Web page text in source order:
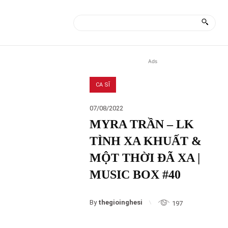
Ads
CA SĨ
07/08/2022
MYRA TRẦN – LK
TÌNH XA KHUẤT &
MỘT THỜI ĐÃ XA |
MUSIC BOX #40
By thegioinghesi 197